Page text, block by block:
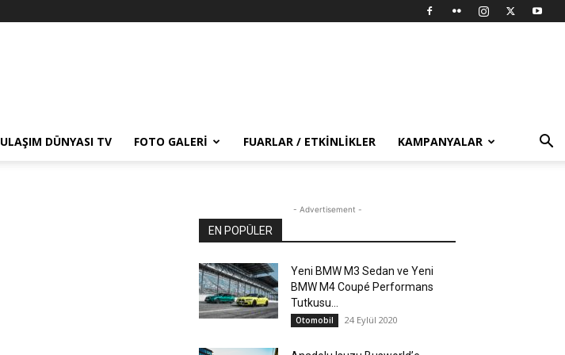
ULAŞIM DÜNYASI TV FOTO GALERI FUARLAR / ETKINLIKLER KAMPANYALAR
- Advertisement -
EN POPÜLER
Yeni BMW M3 Sedan ve Yeni
BMW M4 Coupé Performans
Tutkusu...
Otomobil 24 Eylül 2020